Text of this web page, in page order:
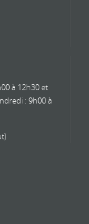
à 12h30 et
: 9h00 à